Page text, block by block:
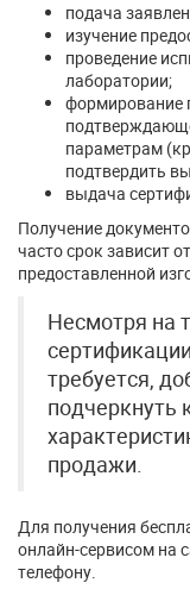
подача
изучение
проведение
лаборатории;
формирование
параметрам
подтвердить
выдача
Получение
часто срок зависит
предоставленной
Несмотря на
требуется,
подчеркнуть
продажи.
Для получения
онлайн-сервисом на
телефону.